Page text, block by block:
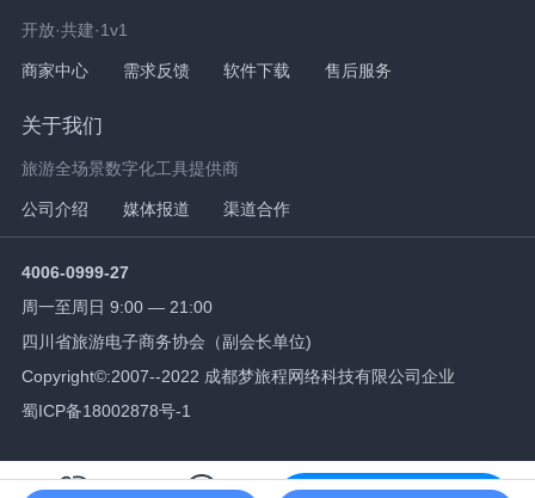
开放·共建·1v1
商家中心 需求反馈 软件下载 售后服务
关于我们
旅游全场景数字化工具提供商
公司介绍 媒体报道 渠道合作
4006-0999-27
周一至周日 9:00 — 21:00
四川省旅游电子商务协会（副会长单位)
Copyright©:2007--2022 成都梦旅程网络科技有限公司企业
蜀ICP备18002878号-1